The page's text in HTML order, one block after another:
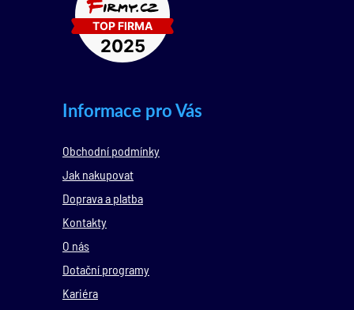
Informace pro Vás
Obchodní podmínky
Jak nakupovat
Doprava a platba
Kontakty
O nás
Dotační programy
Kariéra